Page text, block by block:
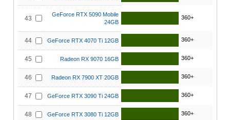
43
GeForce RTX 5090 Mobile
24GB
360+
44 GeForce RTX 4070 Ti 12GB 360+
45 Radeon RX 9070 16GB 360+
46 Radeon RX 7900 XT 20GB 360+
47 GeForce RTX 3090 Ti 24GB 360+
48 GeForce RTX 3080 Ti 12GB 360+